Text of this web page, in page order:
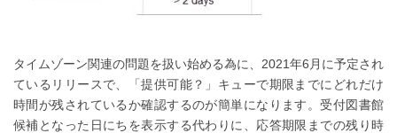
タイムゾーン関連の問題を扱い始める為に、2021年6月に予定され
ているリリースで、「提供可能？」キューで期限までにどれだけ
時間が残されているか確認するのが簡単になります。受付図書館
候補となった日にちを表示する代わりに、応答期限までの残り時